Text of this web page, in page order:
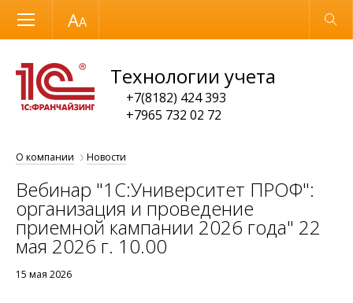
Размер шрифта Обычная версия
Технологии учета
+7(8182) 424 393
+7965 732 02 72
О компании Новости
Вебинар "1С:Университет ПРОФ":
организация и проведение
приемной кампании 2026 года" 22
мая 2026 г. 10.00
15 мая 2026